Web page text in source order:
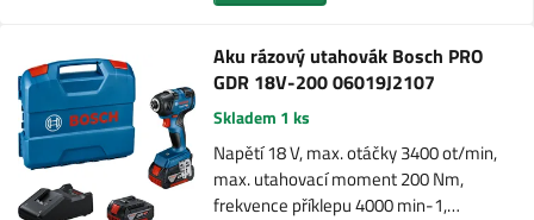
Aku rázový utahovák Bosch PRO
GDR 18V-200 06019J2107
Skladem 1 ks
Napětí 18 V, max. otáčky 3400 ot/min,
max. utahovací moment 200 Nm,
frekvence příklepu 4000 min-1,…